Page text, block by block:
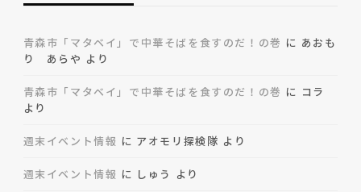
青森市「マタベイ」で中華そばを食すのだ！の巻 に あおも
り あらや より
青森市「マタベイ」で中華そばを食すのだ！の巻 に コラ
より
週末イベント情報 に アオモリ探検隊 より
週末イベント情報 に しゅう より